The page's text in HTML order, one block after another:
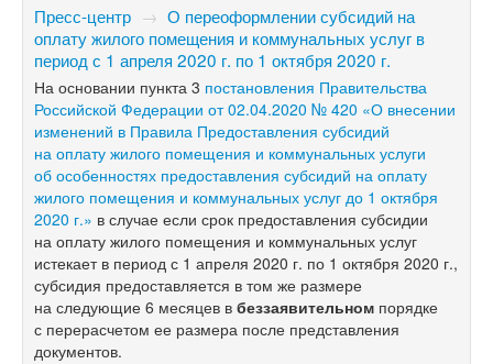
Пресс-центр → О переоформлении субсидий на
оплату жилого помещения и коммунальных услуг в
период с 1 апреля 2020 г. по 1 октября 2020 г.
На основании пункта 3 постановления Правительства
Российской Федерации от 02.04.2020 № 420 «О внесении
изменений в Правила Предоставления субсидий
на оплату жилого помещения и коммунальных услуги
об особенностях предоставления субсидий на оплату
жилого помещения и коммунальных услуг до 1 октября
2020 г.» в случае если срок предоставления субсидии
на оплату жилого помещения и коммунальных услуг
истекает в период с 1 апреля 2020 г. по 1 октября 2020 г.,
субсидия предоставляется в том же размере
на следующие 6 месяцев в беззаявительном порядке
с перерасчетом ее размера после представления
документов.